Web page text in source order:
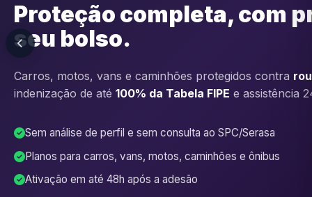
Proteção completa, com
seu bolso.
Carros, motos, vans e caminhões protegidos contra
indenização de até 100% da Tabela FIPE e assistência
Sem análise de perfil e sem consulta ao SPC/Serasa
Planos para carros, vans, motos, caminhões e ônibus
Ativação em até 48h após a adesão